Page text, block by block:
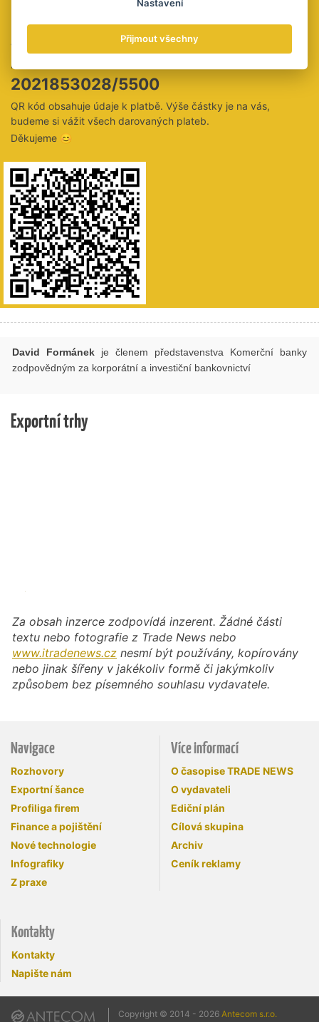
personalizované reklamy.
Velmi bychom ocenili, kdybyste nás na oplátku podpořili
2021853028/5500
QR kód obsahuje údaje k platbě. Výše částky je na vás,
budeme si vážit všech darovaných plateb.
Děkujeme 😊
David Formánek je členem představenstva Komerční banky
zodpovědným za korporátní a investiční bankovnictví
Exportní trhy
Za obsah inzerce zodpovídá inzerent. Žádné části
textu nebo fotografie z Trade News nebo
www.itradenews.cz nesmí být používány, kopírovány
nebo jinak šířeny v jakékoliv formě či jakýmkoliv
způsobem bez písemného souhlasu vydavatele.
Navigace
Rozhovory
Exportní šance
Profiliga firem
Finance a pojištění
Nové technologie
Infografiky
Z praxe
Více informací
O časopise TRADE NEWS
O vydavateli
Ediční plán
Cílová skupina
Archiv
Ceník reklamy
Kontakty
Kontakty
Napište nám
Copyright © 2014 - 2026 Antecom s.r.o.
Nastavení
Přijmout všechny